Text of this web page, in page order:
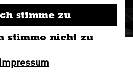
stimme zu
stimme nicht zu
Impressummit Herz